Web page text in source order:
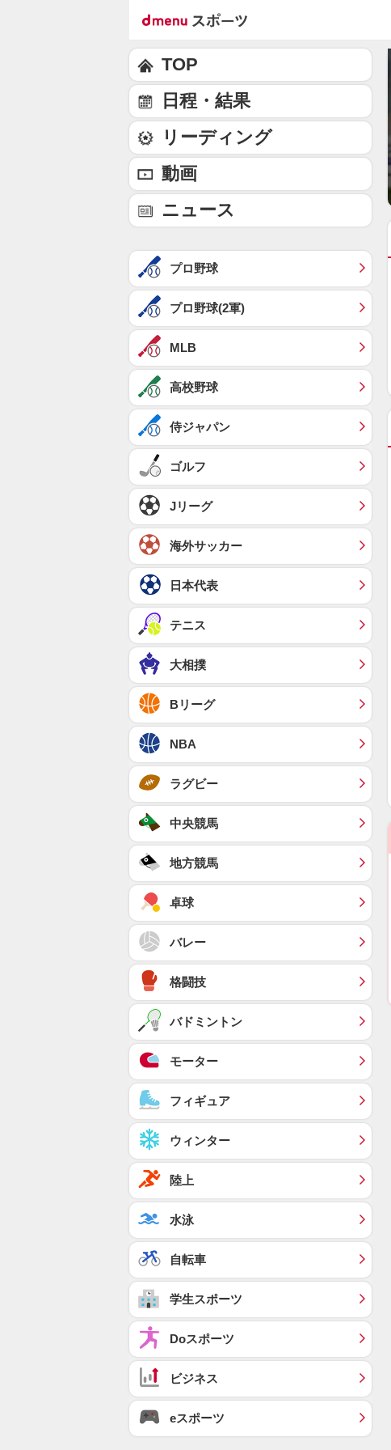
TOP
日程・結果
リーディング
動画
ニュース
プロ野球
プロ野球(2軍)
MLB
高校野球
侍ジャパン
ゴルフ
Jリーグ
海外サッカー
日本代表
テニス
大相撲
Bリーグ
NBA
ラグビー
中央競馬
地方競馬
卓球
バレー
格闘技
バドミントン
モーター
フィギュア
ウィンター
陸上
水泳
自転車
学生スポーツ
Doスポーツ
ビジネス
eスポーツ